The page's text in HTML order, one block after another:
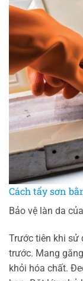
Cách tẩy sơn
Bảo vệ làn da
Trước tiên khi sử
trước. Mang
khỏi hóa chất.